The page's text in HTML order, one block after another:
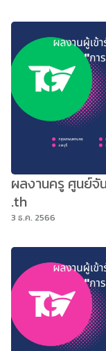
ผลงานครู ศูนย์จั
.th
3 ธ.ค. 2566